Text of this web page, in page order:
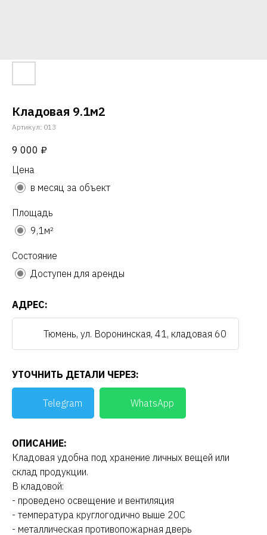
Кладовая 9.1м2
Артикул: 013
9 000 ₽
Цена
в месяц за объект
Площадь
9,1м²
Состояние
Доступен для аренды
АДРЕС:
Тюмень, ул. Воронинская, 41, кладовая 60
УТОЧНИТЬ ДЕТАЛИ ЧЕРЕЗ:
Telegram WhatsApp
ОПИСАНИЕ:
Кладовая удобна под хранение личных вещей или
склад продукции.
В кладовой:
- проведено освещение и вентиляция
- температура круглогодично выше 20С
- металлическая противопожарная дверь